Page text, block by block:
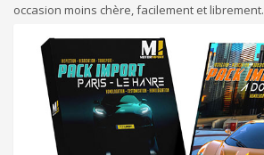
occasion moins chère, facilement et librement.